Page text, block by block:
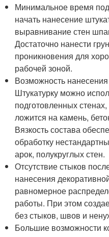
Минимальное время
начать нанесение
выравнивание стен
Достаточно нанести
проникновения для
рабочей зоной.
Возможность
Штукатурку можно
подготовленных
ложится на камень,
Вязкость состава
обработку
арок, полукруглых стен.
Отсутствие стыков
нанесения
равномерное
работы. При этом
без стыков, швов и
Большие возможности